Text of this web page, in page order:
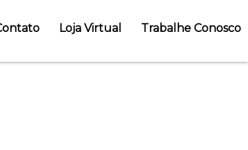
Loja Virtual Trabalhe Conosco